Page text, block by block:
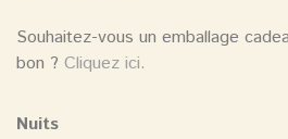
Souhaitez-vous un emballage
bon ? Cliquez ici.
Nuits